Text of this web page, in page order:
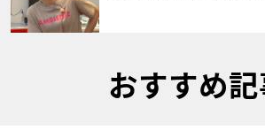
おすすめ